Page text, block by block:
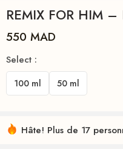
REMIX FOR HIM –
550 MAD
Select :
100 ml 50 ml
Hâte! Plus de 17